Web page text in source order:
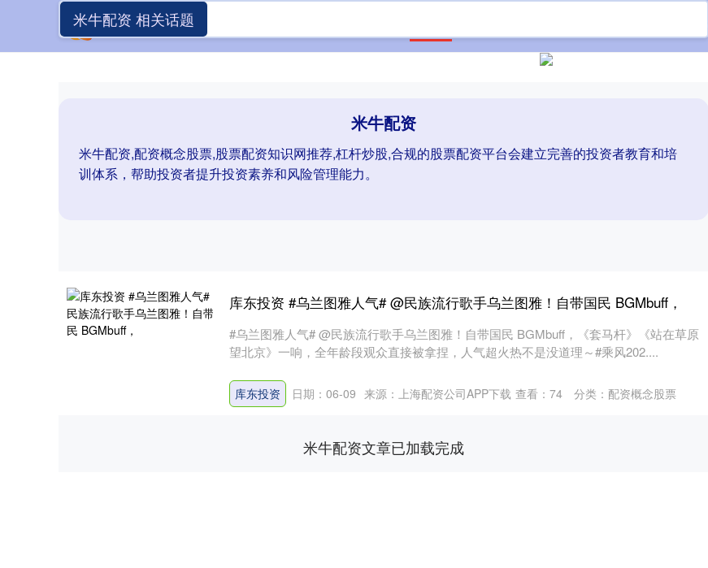
股票配资知识
米牛配资
米牛配资,配资概念股票,股票配资知识网推荐,杠杆炒股,合规的股票配资平台会建立完善的投资者教育和培
训体系，帮助投资者提升投资素养和风险管理能力。
米牛配资 相关话题
库东投资 #乌兰图雅人气# @民族流行歌手乌兰图雅！自带国民 BGMbuff，
#乌兰图雅人气# @民族流行歌手乌兰图雅！自带国民 BGMbuff，《套马杆》《站在草原
望北京》一响，全年龄段观众直接被拿捏，人气超火热不是没道理～#乘风202....
库东投资 日期：06-09 来源：上海配资公司APP下载 查看： 74 分类： 配资概念股票
米牛配资文章已加载完成